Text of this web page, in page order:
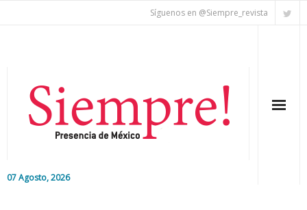
Síguenos en @Siempre_revista
07 Agosto, 2026